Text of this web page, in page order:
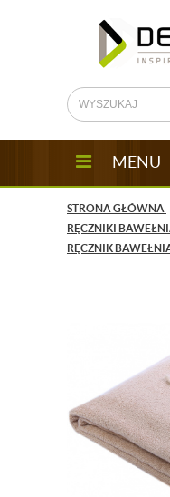
MENU
STRONA GŁÓWNA
RĘCZNIKI
RĘCZNIK